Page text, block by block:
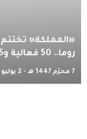
روما.. 50 فعالية و15 منحة و20 معرضًا عالميًا
7 محرّم 1447 هـ - 2 يوليو 2025 م